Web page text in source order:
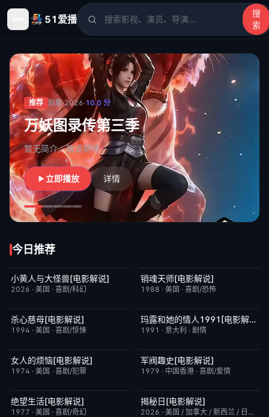
51爱播
搜
索
51爱播- 电影、电视剧、动漫、综艺、短剧高清在线观看
推荐 剧集·2026·10.0 分
茶骨清欢：长夜逢明月
暂无简介，敬请期待
立即播放 详情
今日推荐
已完结
小黄人与大怪兽[电影解说]
2026 · 美国 · 喜剧/科幻
已完结
销魂天师[电影解说]
1988 · 美国 · 喜剧/恐怖
已完结
杀心慈母[电影解说]
1994 · 美国 · 喜剧/惊悚
已完结 6.1玛露和她的情人1991[电影解说]
1991 · 意大利 · 剧情
已完结
女人的烦恼[电影解说]
1974 · 美国 · 喜剧/犯罪
已完结
军阀趣史[电影解说]
1979 · 中国香港 · 喜剧/爱情
已完结
绝望生活[电影解说]
1977 · 美国 · 喜剧/奇幻
已完结
揭秘日[电影解说]
2026 · 美国 / 加拿大 / 新西兰 / 日本